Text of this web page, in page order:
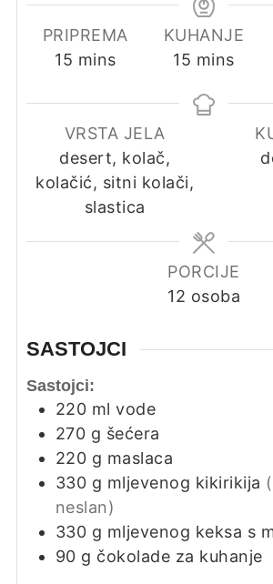
PRIPREMA
15 minutes
mins
KUHANJE
15 minutes
mins
VRSTA JELA
desert, kolač,
kolačić, sitni kolači,
slastica
PORCIJE
12 osoba
SASTOJCI
Sastojci:
220 ml vode
270 g šećera
220 g maslaca
330 g mljevenog kikirikija
neslan)
330 g mljevenog keksa s
90 g čokolade za kuhanje